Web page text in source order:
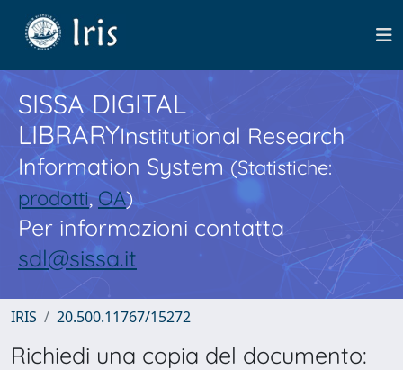
SISSA DIGITAL
LIBRARYInstitutional Research
Information System(Statistiche:
prodotti,OA)
Per informazioni contatta
sdl@sissa.it
IRIS 20.500.11767/15272
Richiedi una copia del documento: